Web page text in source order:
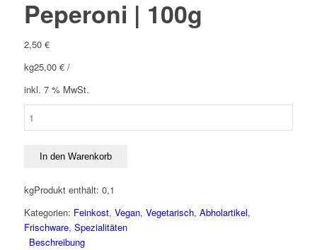
Peperoni | 100g
2,50 €
25,00 €/
kg
inkl. 7 % MwSt.
MengeIn den Warenkorb
Produkt enthält: 0,1
kg
Kategorien: Feinkost, Vegan, Vegetarisch, Abholartikel,
Frischware, Spezialitäten
Beschreibung